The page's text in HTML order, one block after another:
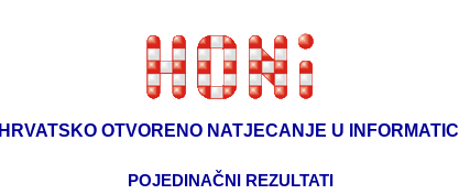
HRVATSKO OTVORENO NATJECANJE U INFORMATICI
POJEDINAČNI REZULTATI